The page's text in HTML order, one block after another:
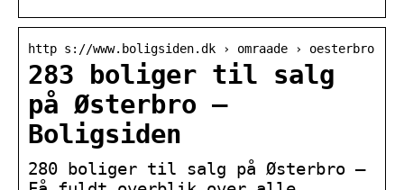
http s://www.boligsiden.dk › omraade › oesterbro
283 boliger til salg
på Østerbro –
Boligsiden
280 boliger til salg på Østerbro –